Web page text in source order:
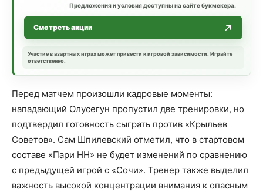
Предложения и условия доступны на сайте букмекера.
Смотреть акции
Участие в азартных играх может привести к игровой зависимости. Играйте
ответственно.
Перед матчем произошли кадровые моменты:
нападающий Олусегун пропустил две тренировки, но
подтвердил готовность сыграть против «Крыльев
Советов». Сам Шпилевский отметил, что в стартовом
составе «Пари НН» не будет изменений по сравнению
с предыдущей игрой с «Сочи». Тренер также выделил
важность высокой концентрации внимания к опасным